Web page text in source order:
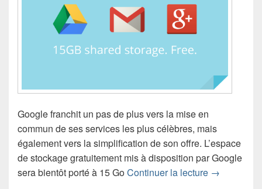
Google franchit un pas de plus vers la mise en
commun de ses services les plus célèbres, mais
également vers la simplification de son offre. L’espace
de stockage gratuitement mis à disposition par Google
sera bientôt porté à 15 GoContinuer la lecture 15 Go de
→